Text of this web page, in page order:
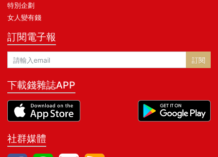
特別企劃
女人變有錢
訂閱電子報
訂閱
下載錢雜誌APP
社群媒體